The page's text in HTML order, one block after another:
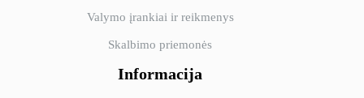
Valymo įrankiai ir reikmenys
Skalbimo priemonės
Informacija